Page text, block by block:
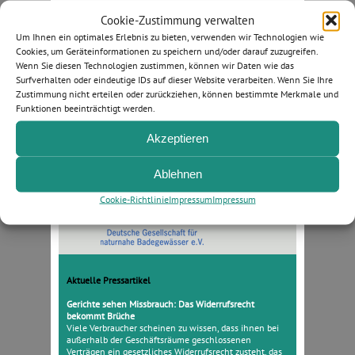
Cookie-Zustimmung verwalten
Um Ihnen ein optimales Erlebnis zu bieten, verwenden wir Technologien wie
Cookies, um Geräteinformationen zu speichern und/oder darauf zuzugreifen.
Wenn Sie diesen Technologien zustimmen, können wir Daten wie das
Surfverhalten oder eindeutige IDs auf dieser Website verarbeiten. Wenn Sie Ihre
Zustimmung nicht erteilen oder zurückziehen, können bestimmte Merkmale und
Funktionen beeinträchtigt werden.
Akzeptieren
Ablehnen
Cookie-RichtlinieImpressumImpressum
Bußmann & Feckler PartmbB ·
Rechtsanwälte und Fachanwälte
für Bau- und Architektenrecht
Pierstraße 1 · 50997 Köln · Tel.: 02236-92987-0 · Fax: 02236-
92987-20 ·rechtsanwaelte@bussmann-feckler.de
Mitgliedschaften in folgenden Organisationen:
Aktuelle Pressartikel
Gerichte sehen Missbrauch: Das Widerrufsrecht
bekommt Brüche
Viele Verbraucher scheinen zu wissen, dass ihnen bei
außerhalb der Geschäftsräume geschlossenen
Verträgen ein gesetzliches Widerrufsrecht zusteht, das